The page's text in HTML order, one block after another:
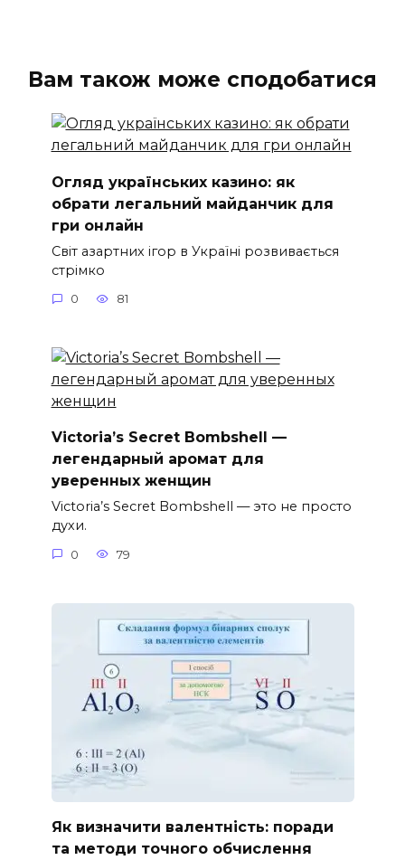
Вам також може сподобатися
Огляд українських казино: як
обрати легальний майданчик для
гри онлайн
Світ азартних ігор в Україні розвивається
стрімко
0 81
Victoria’s Secret Bombshell —
легендарный аромат для
уверенных женщин
Victoria’s Secret Bombshell — это не просто
духи.
0 79
Як визначити валентність: поради
та методи точного обчислення